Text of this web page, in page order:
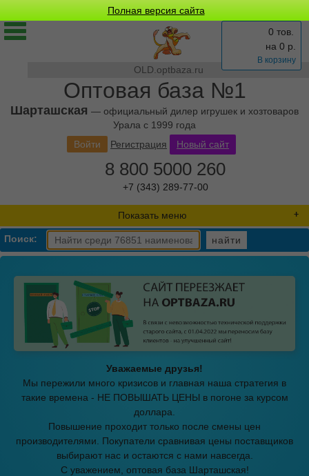
Полная версия сайта
OLD.optbaza.ru
Оптовая база №1
Шарташская — официальный дилер игрушек и хозтоваров
Урала с 1999 года
0 тов.
на 0 р.
В корзину
Войти Регистрация Новый сайт
8 800 5000 260
+7 (343) 289-77-00
Показать меню
Поиск: найти
Уважаемые друзья!
Мы пережили много кризисов и главная наша стратегия в
такие времена - НЕ ПОВЫШАТЬ ЦЕНЫ в погоне за курсом
доллара.
Повышение проходит только после смены цен
производителями. Покупатели сравнивая цены поставщиков
выбирают нас и остаются с нами навсегда.
С уважением, оптовая база Шарташская!